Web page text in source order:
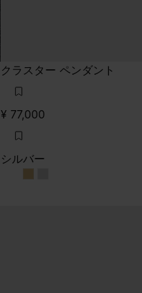
クラスター ペンダント
¥ 77,000
シルバー
シルバー